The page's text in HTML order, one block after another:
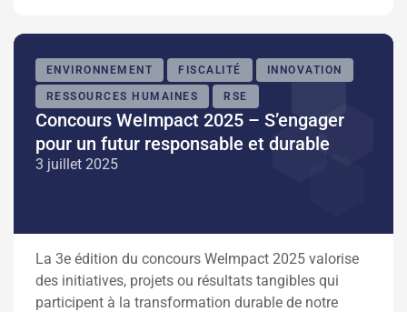
ENVIRONNEMENT FISCALITÉ INNOVATION
RESSOURCES HUMAINES RSE
Concours WeImpact 2025 – S’engager
pour un futur responsable et durable
3 juillet 2025
La 3e édition du concours WeImpact 2025 valorise
des initiatives, projets ou résultats tangibles qui
participent à la transformation durable de notre